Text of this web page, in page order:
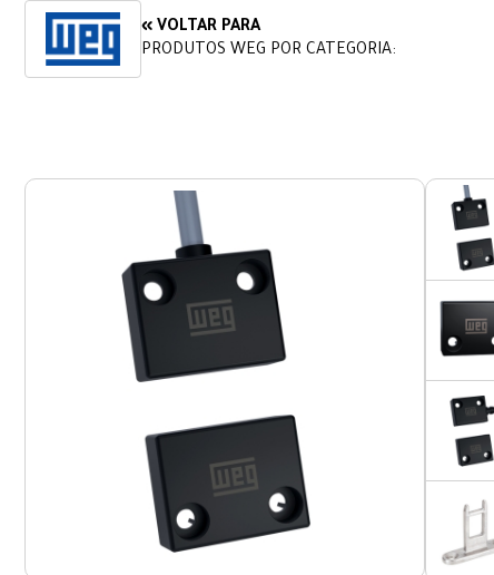
« VOLTAR PARA
PRODUTOS WEG POR CATEGORIA: